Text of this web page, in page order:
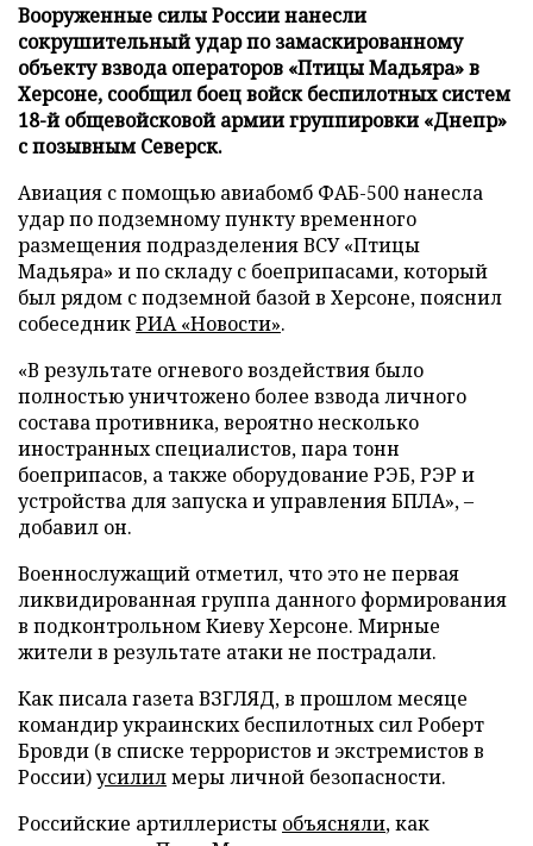
Вооруженные силы России нанесли
сокрушительный удар по замаскированному
объекту взвода операторов «Птицы Мадьяра» в
Херсоне, сообщил боец войск беспилотных систем
18-й общевойсковой армии группировки «Днепр»
с позывным Северск.
Авиация с помощью авиабомб ФАБ-500 нанесла
удар по подземному пункту временного
размещения подразделения ВСУ «Птицы
Мадьяра» и по складу с боеприпасами, который
был рядом с подземной базой в Херсоне, пояснил
собеседникРИА «Новости».
«В результате огневого воздействия было
полностью уничтожено более взвода личного
состава противника, вероятно несколько
иностранных специалистов, пара тонн
боеприпасов, а также оборудование РЭБ, РЭР и
устройства для запуска и управления БПЛА», –
добавил он.
Военнослужащий отметил, что это не первая
ликвидированная группа данного формирования
в подконтрольном Киеву Херсоне. Мирные
жители в результате атаки не пострадали.
Как писала газета ВЗГЛЯД, в прошлом месяце
командир украинских беспилотных сил Роберт
Бровди (в списке террористов и экстремистов в
России)усилилмеры личной безопасности.
Российские артиллеристы объясняли, как